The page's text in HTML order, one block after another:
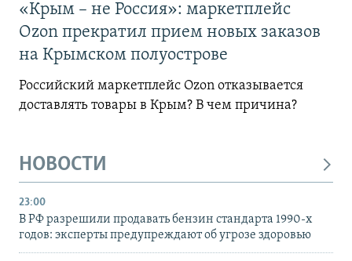
«Крым – не Россия»: маркетплейс
Ozon прекратил прием новых заказов
на Крымском полуострове
Российский маркетплейс Ozon отказывается
доставлять товары в Крым? В чем причина?
НОВОСТИ
23:00
В РФ разрешили продавать бензин стандарта 1990-х
годов: эксперты предупреждают об угрозе здоровью